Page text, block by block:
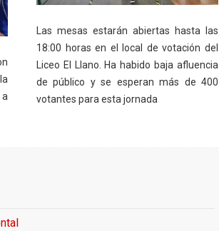
Las mesas estarán abiertas hasta las
18:00 horas en el local de votación del
Liceo El Llano. Ha habido baja afluencia
de público y se esperan más de 400
votantes para esta jornada